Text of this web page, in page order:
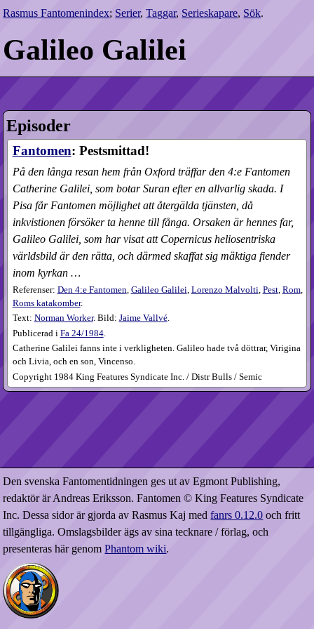
Rasmus Fantomenindex; Serier,Taggar, Serieskapare, Sök.
Galileo Galilei
Episoder
Fantomen: Pestsmittad!
På den långa resan hem från Oxford träffar den 4:e Fantomen
Catherine Galilei, som botar Suran efter en allvarlig skada. I
Pisa får Fantomen möjlighet att återgälda tjänsten, då
inkvistionen försöker ta henne till fånga. Orsaken är hennes far,
Galileo Galilei, som har visat att Copernicus heliosentriska
världsbild är den rätta, och därmed skaffat sig mäktiga fiender
inom kyrkan …
Referenser: Den 4:e Fantomen, Galileo Galilei, Lorenzo Malvolti, Pest, Rom,
Roms katakomber.
Text: Norman Worker. Bild: Jaime Vallvé.
Publicerad i Fa24​/1984.
Catherine Galilei fanns inte i verkligheten. Galileo hade två döttrar, Virigina
och Livia, och en son, Vincenso.
Copyright 1984 King Features Syndicate Inc. / Distr Bulls / Semic
Den svenska Fantomentidningen ges ut av Egmont Publishing,
redaktör är Andreas Eriksson. Fantomen © King Features Syndicate
Inc. Dessa sidor är gjorda av Rasmus Kaj medfanrs 0.12.0 och fritt
tillgängliga. Omslagsbilder ägs av sina tecknare / förlag, och
presenteras här genomPhantom wiki.